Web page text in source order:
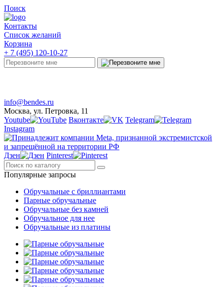
Поиск
Контакты
Список желаний
Корзина
+ 7 (495) 120-10-27
info@bendes.ru
Москва, ул. Петровка, 11
Youtube
Вконтакте
Telegram
Instagram
Дзен Pinterest
Популярные запросы
Обручальные с бриллиантами
Парные обручальные
Обручальные без камней
Обручальное для нее
Обручальные из платины